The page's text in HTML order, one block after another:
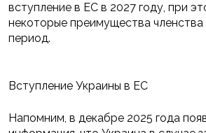
вступление в ЕС в 2027 году, при
некоторые преимущества
период.
Вступление Украины в ЕС
Напомним, в декабре 2025 года